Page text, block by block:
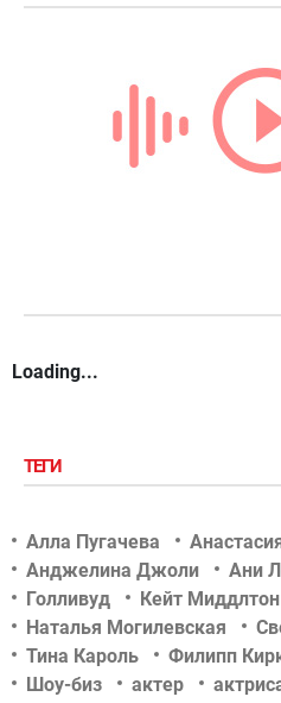
Loading...
ТЕГИ
Алла Пугачева
Анджелина Джоли
Ани
Голливуд
Кейт Миддлтон
Наталья Могилевская
Тина Кароль
Филипп
Шоу-биз
актер